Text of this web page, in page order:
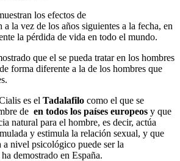
los efectos de
a la vez de los años siguientes a la fecha, en
la pérdida de vida en todo el mundo.
que el se pueda tratar en los hombres
forma diferente a la de los hombres que
es el Tadalafilo como el que se
de en todos los países europeos y que
natural para el hombre, es decir, actúa
y estimula la relación sexual, y que
a nivel psicológico puede ser la
demostrado en España.